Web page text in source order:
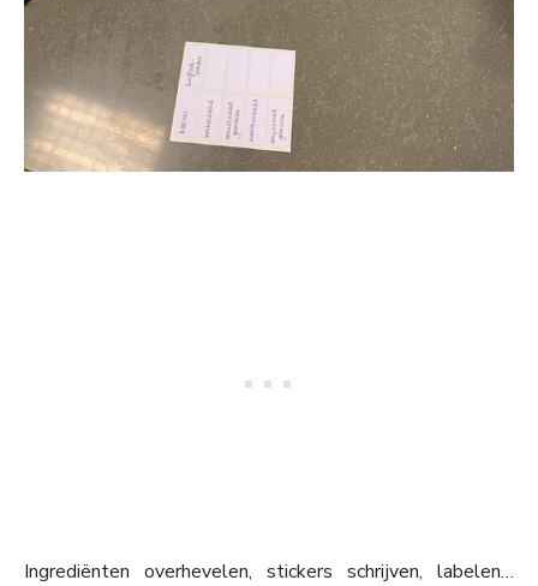
Ingrediënten overhevelen, stickers schrijven, labelen…